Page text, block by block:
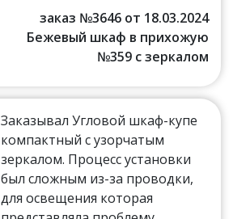
заказ №3646 от 18.03.2024
Бежевый шкаф в прихожую
№359 с зеркалом
Заказывал Угловой шкаф-купе
компактный с узорчатым
зеркалом. Процесс установки
был сложным из-за проводки,
для освещения которая